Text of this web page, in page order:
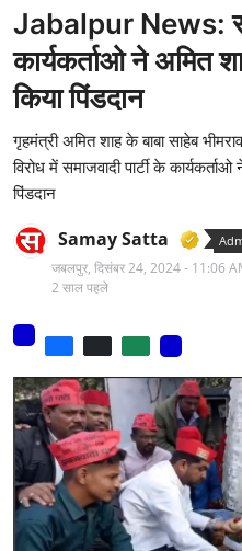
मनोरंजन
वीडियो
धर्म
नौकरी
मेरा लेख - एक नई पहचान
टेक
हिन्दी
Jabalpur News:
कार्यकर्ताओ ने अमित
किया पिंडदान
गृहमंत्री अमित शाह के बाबा साहेब
विरोध में समाजवादी पार्टी के
पिंडदान
Samay Satta
जबलपुर, दिसंबर 24, 2024 - 11:06
2 साल पहले